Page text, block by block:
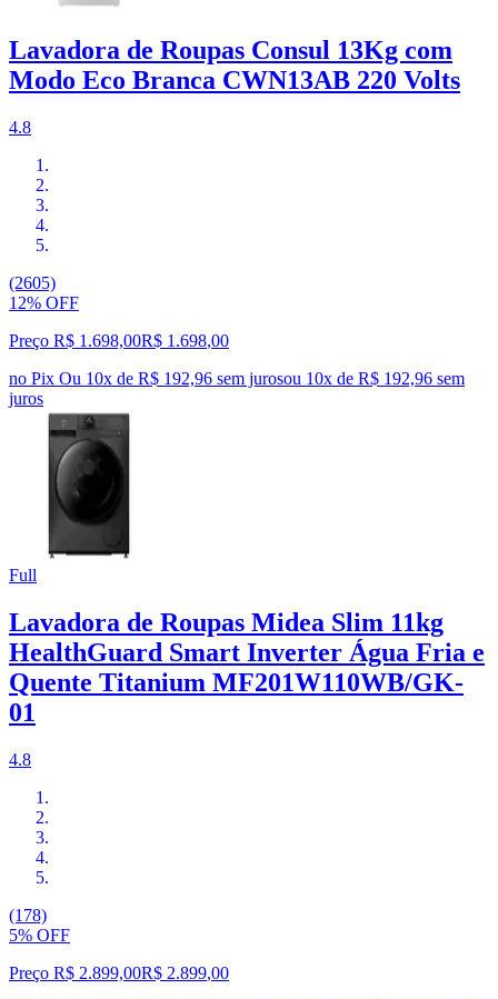
Lavadora de Roupas Consul 13Kg com
Modo Eco Branca CWN13AB 220 Volts
4.8
(2605)
12% OFF
Preço R$ 1.698,00R$ 1.698,00
no Pix Ou 10x de R$ 192,96 sem jurosou 10x de R$ 192,96 sem
juros
Full
Lavadora de Roupas Midea Slim 11kg
HealthGuard Smart Inverter Água Fria e
Quente Titanium MF201W110WB/GK-
01
4.8
(178)
5% OFF
Preço R$ 2.899,00R$ 2.899,00